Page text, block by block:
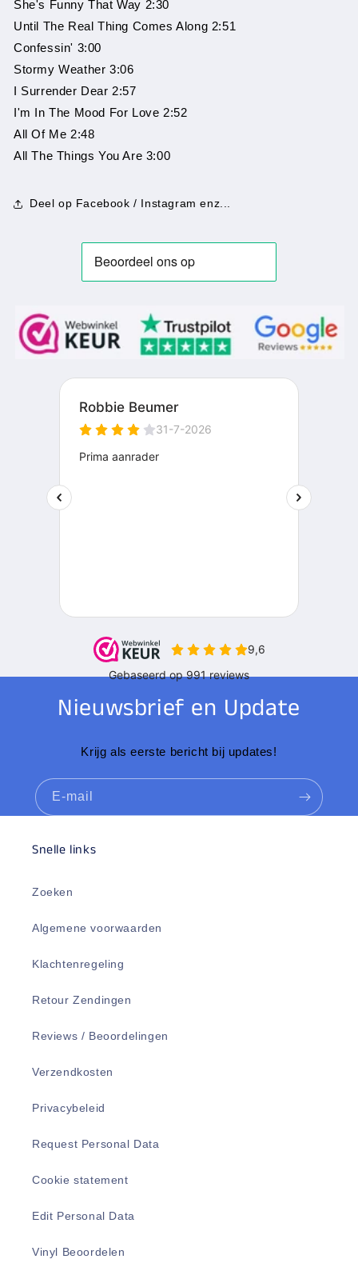
She's Funny That Way 2:30
Until The Real Thing Comes Along 2:51
Confessin' 3:00
Stormy Weather 3:06
I Surrender Dear 2:57
I'm In The Mood For Love 2:52
All Of Me 2:48
All The Things You Are 3:00
Deel op Facebook / Instagram enz...
Nieuwsbrief en Update
Krijg als eerste bericht bij updates!
E‑mail
Snelle links
Zoeken
Algemene voorwaarden
Klachtenregeling
Retour Zendingen
Reviews / Beoordelingen
Verzendkosten
Privacybeleid
Request Personal Data
Cookie statement
Edit Personal Data
Vinyl Beoordelen